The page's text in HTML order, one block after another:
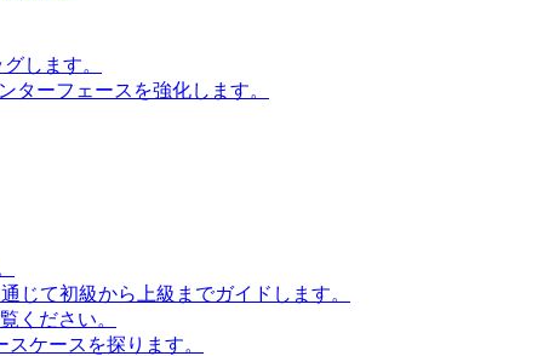
します。
ターフェースを強化します。
じて初級から上級までガイドします。
ください。
ケースを探ります。